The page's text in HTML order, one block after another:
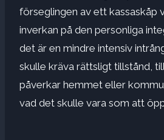
förseglingen av ett kassaskåp
inverkan på den personliga
det är en mindre intensiv
skulle kräva rättsligt tillstånd,
påverkar hemmet eller
vad det skulle vara som att